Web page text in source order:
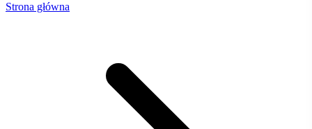
Strona główna